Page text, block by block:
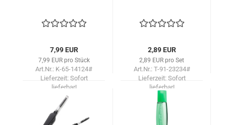
7,99 EUR
7,99 EUR pro Stück
Art.Nr.: K-65-14124#
Lieferzeit: Sofort
lieferbar!
2,89 EUR
2,89 EUR pro Set
Art.Nr.: T-91-23234#
Lieferzeit: Sofort
lieferbar!